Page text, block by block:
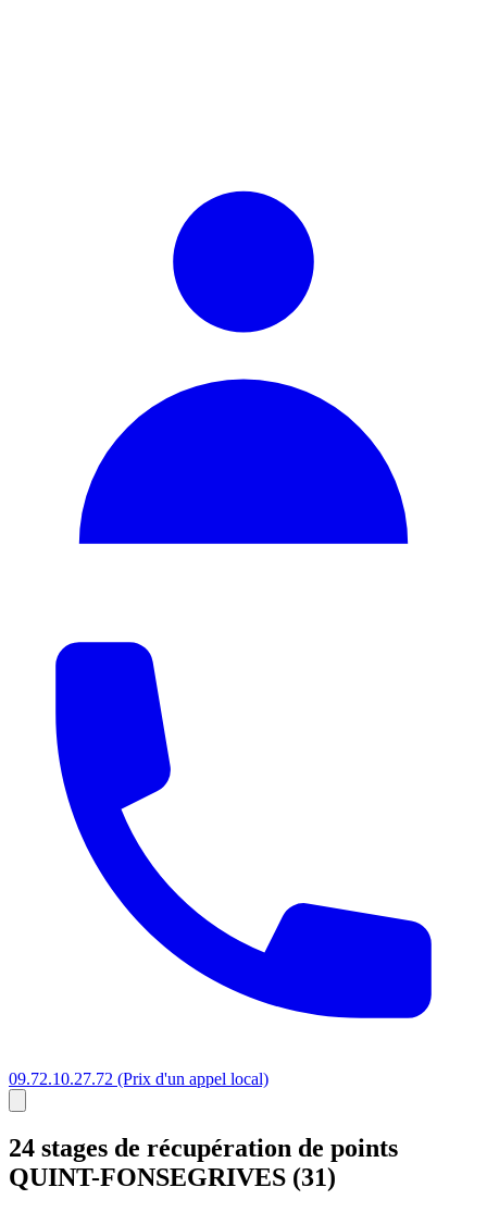
09.72.10.27.72 (Prix d'un appel local)
24 stages de récupération de points
QUINT-FONSEGRIVES (31)